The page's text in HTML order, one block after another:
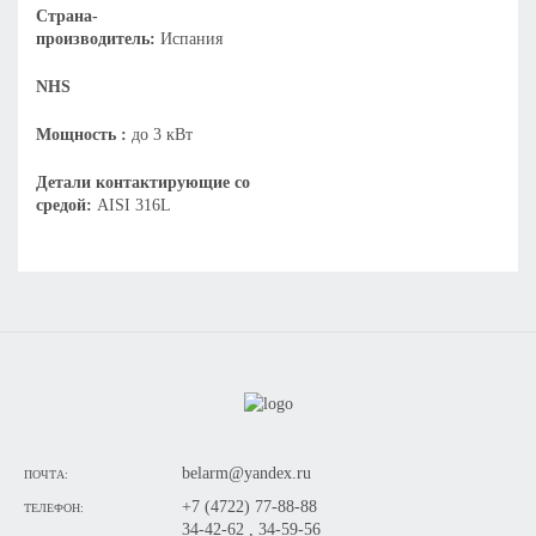
Страна-
производитель: Испания
NHS
Мощность : до 3 кВт
Детали контактирующие со
средой: AISI 316L
ПОЧТА: belarm@yandex.ru
ТЕЛЕФОН:
+7 (4722) 77-88-88
34-42-62 , 34-59-56